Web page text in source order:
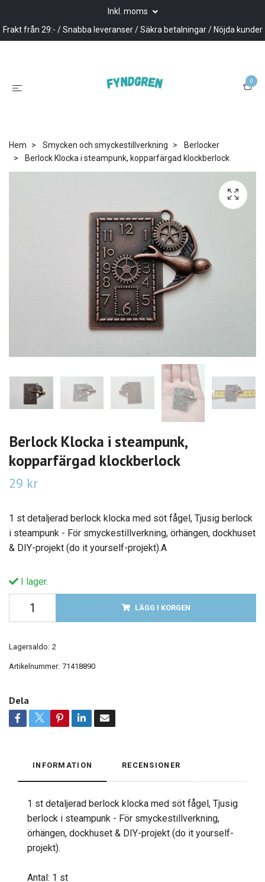
Inkl. moms
Frakt från 29:- / Snabba leveranser / Säkra betalningar / Nöjda kunder
0
Hem Smycken och smyckestillverkning
Berlocker
Berlock Klocka i steampunk, kopparfärgad klockberlock
Berlock Klocka i steampunk,
kopparfärgad klockberlock
29 kr
1 st detaljerad berlock klocka med söt fågel, Tjusig berlock
i steampunk - För smyckestillverkning, örhängen, dockhuset
& DIY-projekt (do it yourself-projekt).A
I lager.
LÄGG I KORGEN
Lagersaldo: 2
Artikelnummer: 71418890
Dela
INFORMATION RECENSIONER
1 st detaljerad berlock klocka med söt fågel, Tjusig
berlock i steampunk - För smyckestillverkning,
örhängen, dockhuset & DIY-projekt (do it yourself-
projekt).
Antal: 1 st